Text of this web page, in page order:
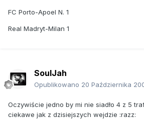
FC Porto-Apoel N. 1
Real Madryt-Milan 1
SoulJah
Opublikowano 20 Października
Oczywiście jedno by mi nie siadło 4 z 5
ciekawe jak z dzisiejszych wejdzie :razz: